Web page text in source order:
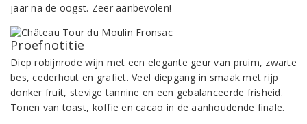
jaar na de oogst. Zeer aanbevolen!
Proefnotitie
Diep robijnrode wijn met een elegante geur van pruim, zwarte
bes, cederhout en grafiet. Veel diepgang in smaak met rijp
donker fruit, stevige tannine en een gebalanceerde frisheid.
Tonen van toast, koffie en cacao in de aanhoudende finale.